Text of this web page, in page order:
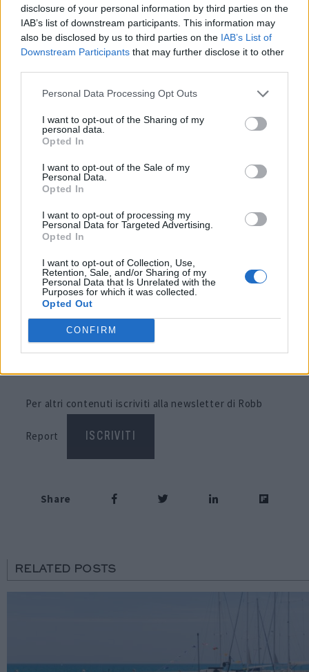
disclosure of your personal information by third parties on the
IAB’s list of downstream participants. This information may
also be disclosed by us to third parties on the IAB’s List of
Downstream Participants that may further disclose it to other
Personal Data Processing Opt Outs
I want to opt-out of the Sharing of my
personal data.
Opted In
I want to opt-out of the Sale of my
Personal Data.
Opted In
I want to opt-out of processing my
Personal Data for Targeted Advertising.
Opted In
I want to opt-out of Collection, Use,
Retention, Sale, and/or Sharing of my
Personal Data that Is Unrelated with the
Purposes for which it was collected.
Opted Out
CONFIRM
persino il Bimini, per ospitare pannelli solari
ultraleggeri. Combinando un sistema fotovoltaico che
può erogare fino a 36 kwp e generare altri 15 kwh
durante la navigazione, si ottiene un’imbarcazione
autonoma con poca necessità di carburante
tradizionale.
Per la
litio da 550 kw è collegato a una coppia di motori da
180 kw, mentre il piano velico prevede randa, genoa,
strallo e gennaker. All’interno, il pontone di dritta
ospita una suite principale a mezza nave e una cabina
di prua, mentre altre due cabine sono a sinistra.
L’ampio salone e lo spazioso flybridge rendono questo
eco-yacht estremamente vivibile.
Per altri contenuti iscriviti alla newsletter di Robb
Report ISCRIVITI
Share
RELATED POSTS